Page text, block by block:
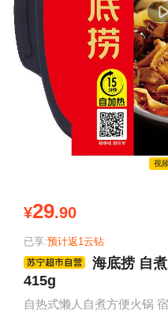
视
¥29.90
已享:预计返1云钻
海底捞 自
415g
自热式懒人自煮方便火锅